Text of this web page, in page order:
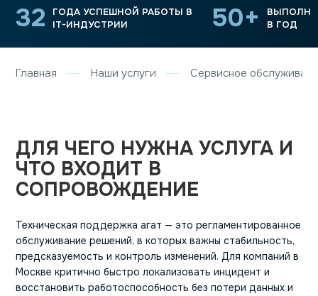
32 ГОДА УСПЕШНОЙ РАБОТЫ В
IT-ИНДУСТРИИ
50+
В ГОД
Главная Наши услуги Сервисное
ДЛЯ ЧЕГО НУЖНА УСЛУГА И
ЧТО ВХОДИТ В
СОПРОВОЖДЕНИЕ
Техническая поддержка агат — это регламентированное
обслуживание решений, в которых важны стабильность,
предсказуемость и контроль изменений. Для компаний в
Москве критично быстро локализовать инцидент и
восстановить работоспособность без потери данных и